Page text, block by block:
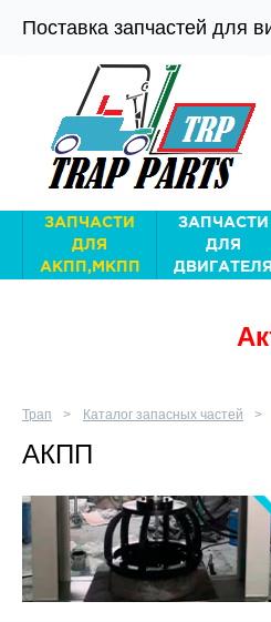
Поставка запчастей для
ЗАПЧАСТИ
ДЛЯ
АКПП,МКПП
ЗАПЧАСТИ
ДЛЯ
ДВИГАТЕЛЯ
Трап Каталог запасных частей
АКПП